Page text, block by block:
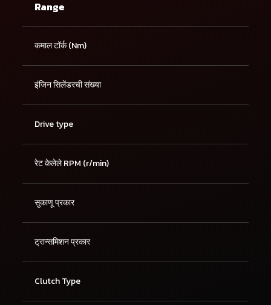
Range
कमाल टॉर्क (Nm)
इंजिन सिलेंडरची संख्या
Drive type
रेट केलेले RPM (r/min)
सुकाणू प्रकार
ट्रान्समिशन प्रकार
Clutch Type